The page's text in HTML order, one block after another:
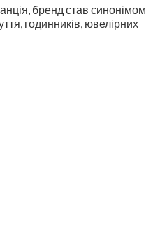
бренд став синонімом
годинників, ювелірних